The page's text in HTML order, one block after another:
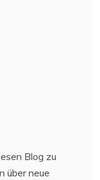
Blog zu
über neue